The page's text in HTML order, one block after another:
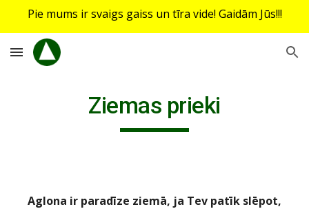
Pie mums ir svaigs gaiss un tīra vide! Gaidām Jūs!!!
Ziemas prieki
Aglona ir paradīze ziemā, ja Tev patīk slēpot,